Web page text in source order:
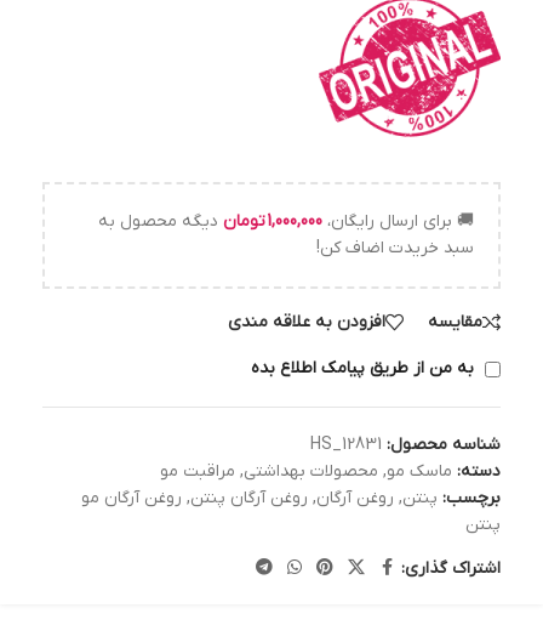
🚚 برای ارسال رایگان، 1,000,000تومان دیگه محصول به
سبد خریدت اضاف کن!
مقایسه افزودن به علاقه مندی
به من از طریق پیامک اطلاع بده
شناسه محصول: HS_12831
دسته: ماسک مو, محصولات بهداشتی, مراقبت مو
برچسب: پنتن, روغن آرگان, روغن آرگان پنتن, روغن آرگان مو
پنتن
اشتراک گذاری: